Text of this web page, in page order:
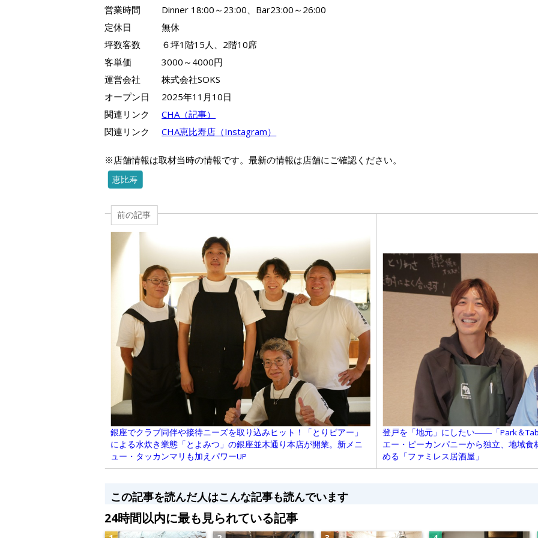
営業時間
Dinner 18:00～23:00、Bar23:00～26:00
定休日
無休
坪数客数
６坪1階15人、2階10席
客単価
3000～4000円
運営会社
株式会社SOKS
オープン日
2025年11月10日
関連リンク
CHA（記事）
関連リンク
CHA恵比寿店（Instagram）
※店舗情報は取材当時の情報です。最新の情報は店舗にご確認ください。
恵比寿
前の記事
銀座でクラブ同伴や接待ニーズを取り込みヒット！「とりビアー」
による水炊き業態「とよみつ」の銀座並木通り本店が開業。新メニ
ュー・タッカンマリも加えパワーUP
登戸を「地元」にしたい――「Park＆
エー・ピーカンパニーから独立、地域
める「ファミレス居酒屋」
この記事を読んだ人はこんな記事も読んでいます
24時間以内に最も見られている記事